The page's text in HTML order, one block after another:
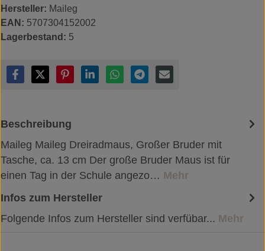
Hersteller: Maileg
EAN: 5707304152002
Lagerbestand: 5
Beschreibung
Maileg Maileg Dreiradmaus, Großer Bruder mit
Tasche, ca. 13 cm Der große Bruder Maus ist für
einen Tag in der Schule angezo… Mehr
Infos zum Hersteller
Folgende Infos zum Hersteller sind verfübar... Mehr